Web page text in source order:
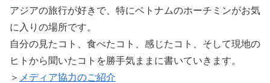
アジアの旅行が好きで、特にベトナムのホーチミンがお気
に入りの場所です。
自分の見たコト、食べたコト、感じたコト、そして現地の
ヒトから聞いたコトを勝手気ままに書いていきます。
＞ メディア協力のご紹介